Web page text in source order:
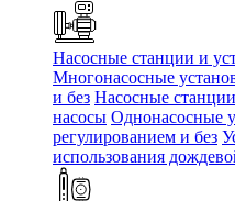
Насосные станции и
Многонасосные
и без Насосные станции
насосы Однонасосные
регулированием и без
использования